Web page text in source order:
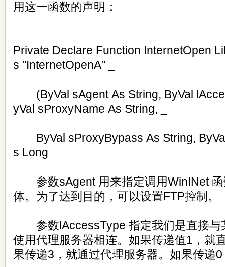
用这一函数的声明：
Private Declare Function InternetOpen
s "InternetOpenA" _
(ByVal sAgent As String, ByVal
yVal sProxyName As String, _
ByVal sProxyBypass As String,
s Long
参数sAgent 用来指定调用WinINet 函
体。为了达到目的，可以设置FTP控制。
参数lAccessType 指定我们是直接与
使用代理服务器相连。如果传递值1，就
果传递3，就通过代理服务器。如果传递